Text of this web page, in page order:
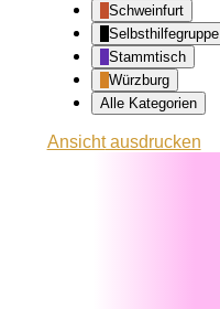
Schweinfurt
Selbsthilfegruppe
Stammtisch
Würzburg
Alle Kategorien
Ansichtausdrucken